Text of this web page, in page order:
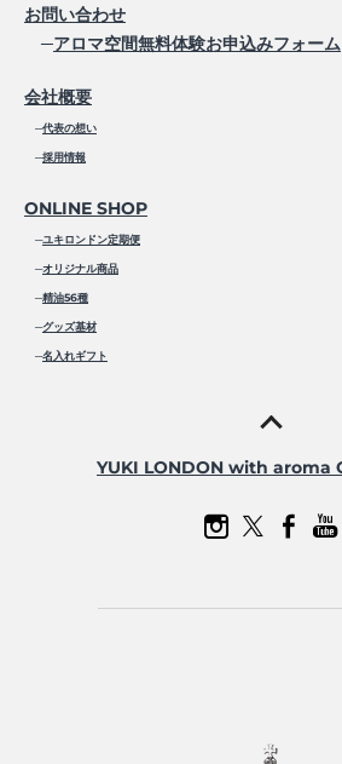
お問い合わせ
─アロマ空間無料体験お申込みフォーム
会社概要
─代表の想い
─採用情報
ONLINE SHOP
─ユキロンドン定期便
─オリジナル商品
─精油56種
─グッズ基材
─名入れギフト
YUKI LONDON with aroma